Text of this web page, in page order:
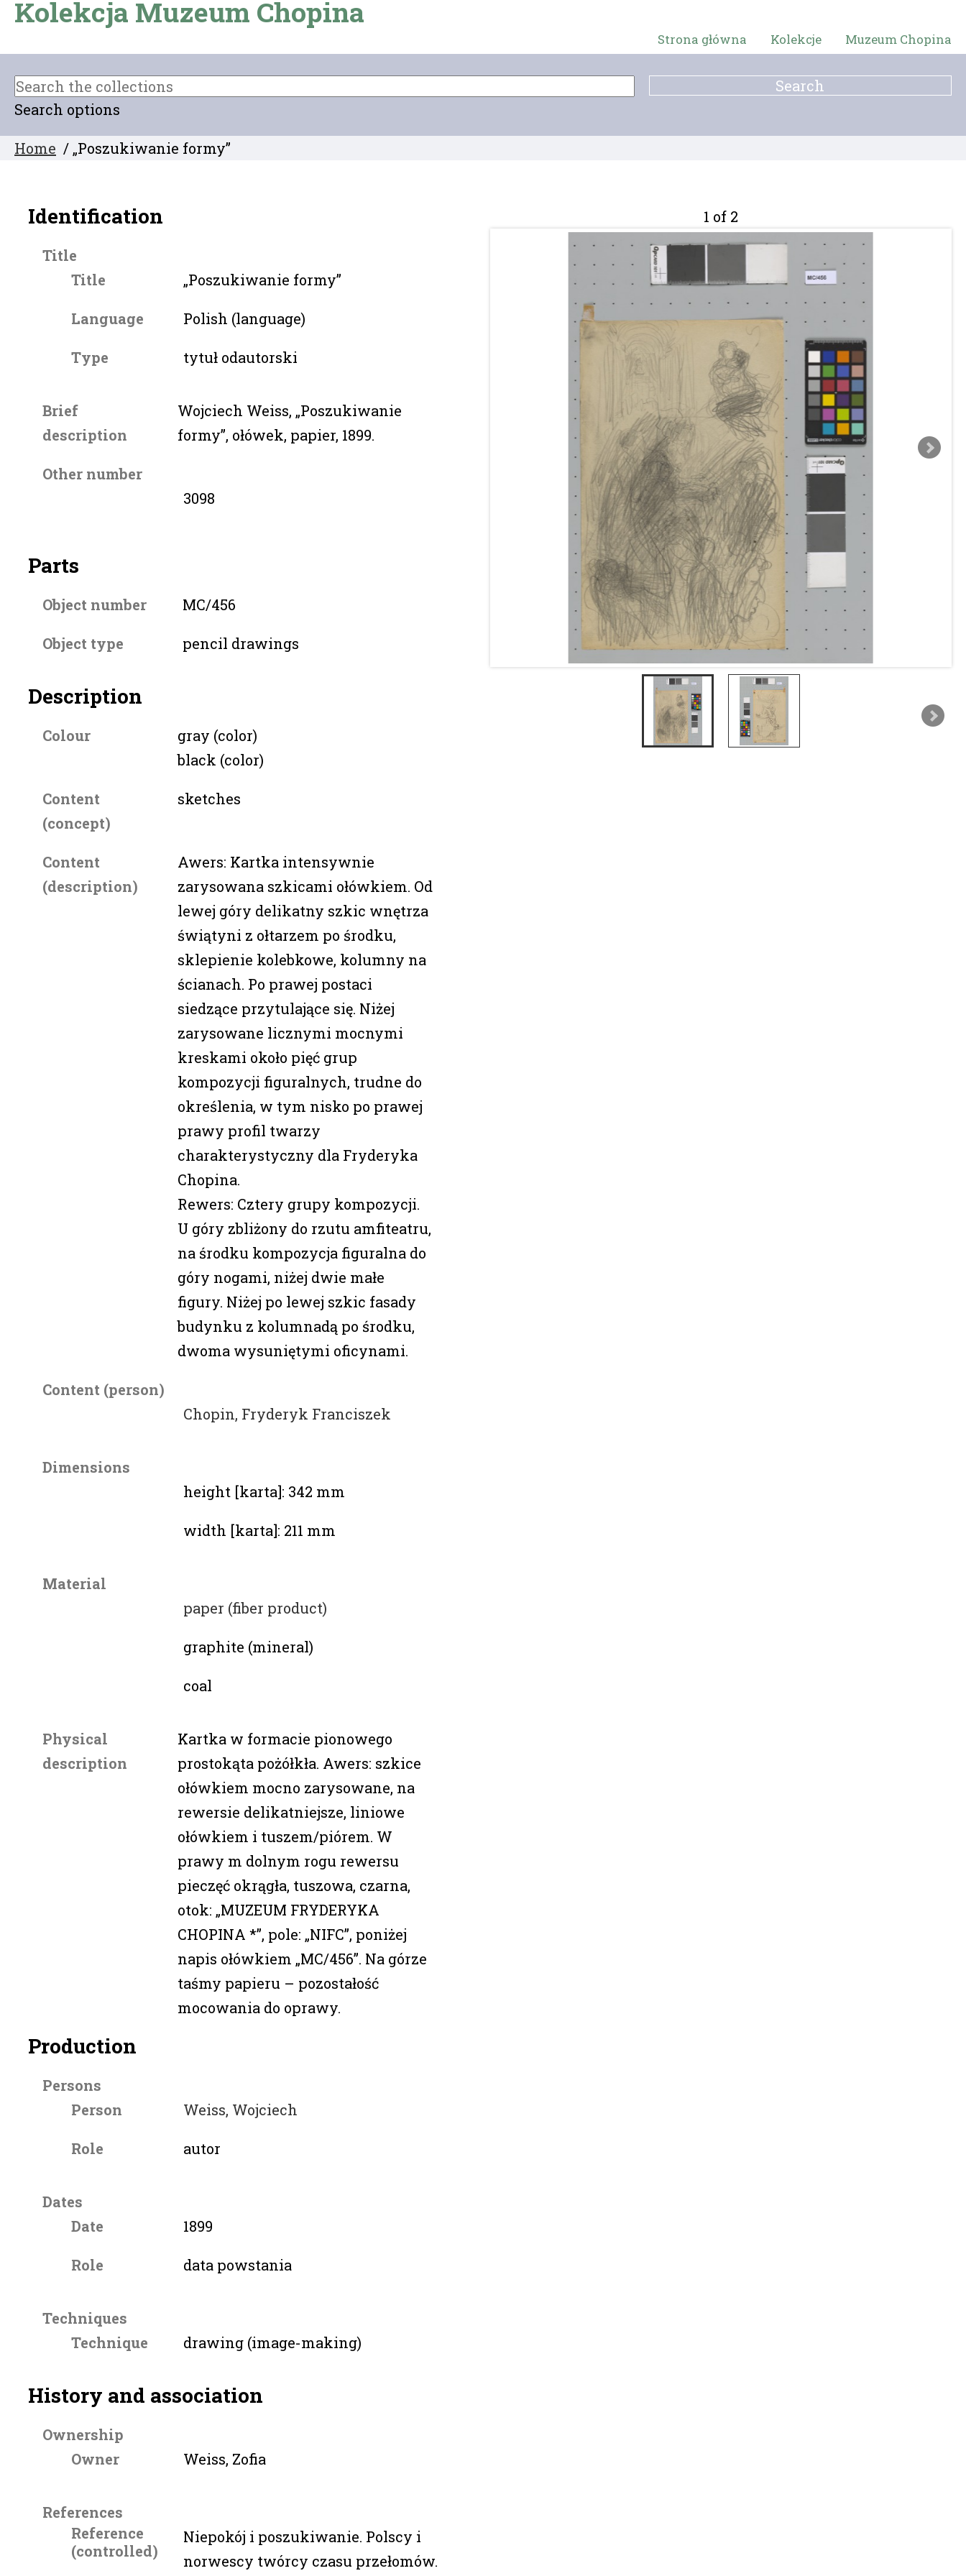
Kolekcja Muzeum Chopina
Strona główna Kolekcje Muzeum Chopina
Search options
Home / „Poszukiwanie formy”
Identification
Title
Title
„Poszukiwanie formy”
Language Polish (language)
Type tytuł odautorski
Brief
description
Wojciech Weiss, „Poszukiwanie
formy”, ołówek, papier, 1899.
Other number
3098
Parts
Object number MC/456
Object type pencil drawings
Description
Colour
gray (color)
black (color)
Content
(concept)
sketches
Content
(description)
Awers: Kartka intensywnie
zarysowana szkicami ołówkiem. Od
lewej góry delikatny szkic wnętrza
świątyni z ołtarzem po środku,
sklepienie kolebkowe, kolumny na
ścianach. Po prawej postaci
siedzące przytulające się. Niżej
zarysowane licznymi mocnymi
kreskami około pięć grup
kompozycji figuralnych, trudne do
określenia, w tym nisko po prawej
prawy profil twarzy
charakterystyczny dla Fryderyka
Chopina.
Rewers: Cztery grupy kompozycji.
U góry zbliżony do rzutu amfiteatru,
na środku kompozycja figuralna do
góry nogami, niżej dwie małe
figury. Niżej po lewej szkic fasady
budynku z kolumnadą po środku,
dwoma wysuniętymi oficynami.
Content (person)
Chopin, Fryderyk Franciszek
Dimensions
height [karta]: 342 mm
width [karta]: 211 mm
Material
paper (fiber product)
graphite (mineral)
coal
Physical
description
Kartka w formacie pionowego
prostokąta pożółkła. Awers: szkice
ołówkiem mocno zarysowane, na
rewersie delikatniejsze, liniowe
ołówkiem i tuszem/piórem. W
prawy m dolnym rogu rewersu
pieczęć okrągła, tuszowa, czarna,
otok: „MUZEUM FRYDERYKA
CHOPINA *”, pole: „NIFC”, poniżej
napis ołówkiem „MC/456”. Na górze
taśmy papieru – pozostałość
mocowania do oprawy.
Production
Persons
Person
Weiss, Wojciech
Role autor
Dates
Date
1899
Role data powstania
Techniques
Technique
drawing (image-making)
History and association
Ownership
Owner
Weiss, Zofia
References
Reference
(controlled)
Niepokój i poszukiwanie. Polscy i
norwescy twórcy czasu przełomów.
1 of 2